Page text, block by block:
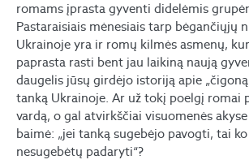
romams įprasta gyventi didelėmis
Pastaraisiais mėnesiais tarp bėgančiųjų
Ukrainoje yra ir romų kilmės asmenų,
paprasta rasti bent jau laikiną naują
daugelis jūsų girdėjo istoriją apie
tanką Ukrainoje. Ar už tokį poelgį romai
vardą, o gal atvirkščiai visuomenės
baimė: „jei tanką sugebėjo pavogti, tai
nesugebėtų padaryti“?